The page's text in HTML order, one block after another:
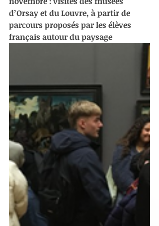
d’Orsay et du Louvre, à partir de
parcours proposés par les élèves
français autour du paysage